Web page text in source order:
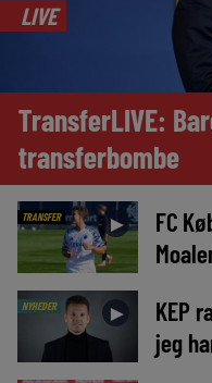
LIVE
TransferLIVE:
transferbombe
TRANSFER ►
FC
NYHEDER ►
KEP
jeg